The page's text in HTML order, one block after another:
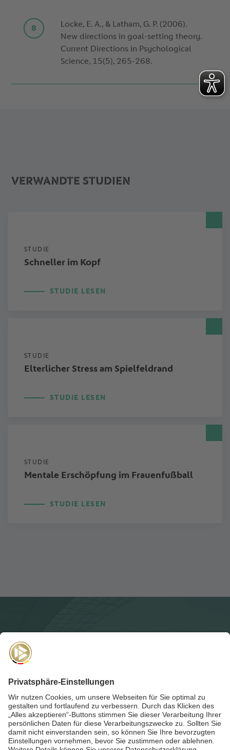
Locke, E. A., & Latham, G. P. (2006).
New directions in goal-setting theory.
Current Directions in Psychological
Science, 15(5), 265-268.
VERWANDTE STUDIEN
STUDIE
Schneller im Kopf
STUDIE LESEN
STUDIE
Elterlicher Stress am Spielfeldrand
STUDIE LESEN
STUDIE
Mentale Erschöpfung im Frauenfußball
STUDIE LESEN
Für dieAkademie-Postanmelden und auf dem Laufenden
bleiben!